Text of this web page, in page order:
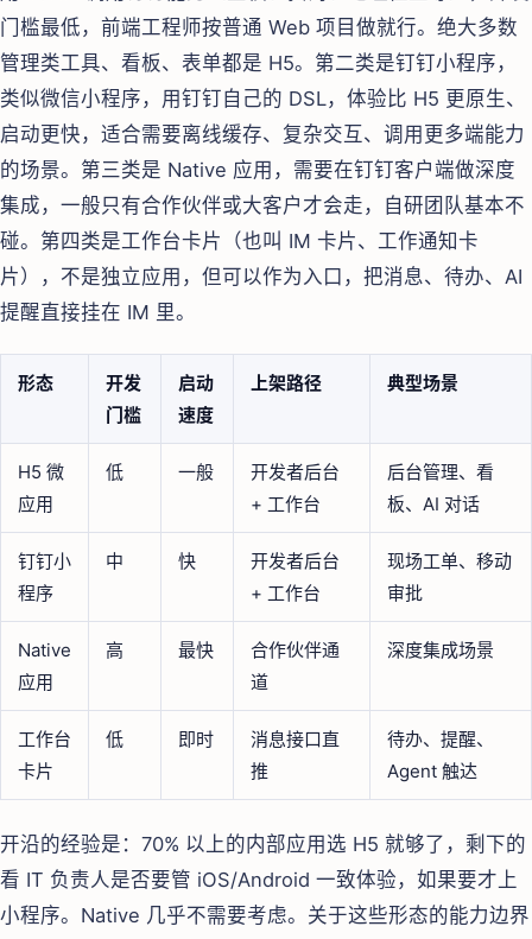
门槛最低，前端工程师按普通 Web 项目做就行。绝大多数
管理类工具、看板、表单都是 H5。第二类是钉钉小程序，
类似微信小程序，用钉钉自己的 DSL，体验比 H5 更原生、
启动更快，适合需要离线缓存、复杂交互、调用更多端能力
的场景。第三类是 Native 应用，需要在钉钉客户端做深度
集成，一般只有合作伙伴或大客户才会走，自研团队基本不
碰。第四类是工作台卡片（也叫 IM 卡片、工作通知卡
片），不是独立应用，但可以作为入口，把消息、待办、AI
提醒直接挂在 IM 里。
形态
开发
门槛
启动
速度
上架路径 典型场景
H5 微
应用
低 一般
开发者后台
+ 工作台
后台管理、看
板、AI 对话
钉钉小
程序
中 快
开发者后台
+ 工作台
现场工单、移动
审批
Native
应用
高 最快
合作伙伴通
道
深度集成场景
工作台
卡片
低 即时
消息接口直
推
待办、提醒、
Agent 触达
开沿的经验是：70% 以上的内部应用选 H5 就够了，剩下的
看 IT 负责人是否要管 iOS/Android 一致体验，如果要才上
小程序。Native 几乎不需要考虑。关于这些形态的能力边界